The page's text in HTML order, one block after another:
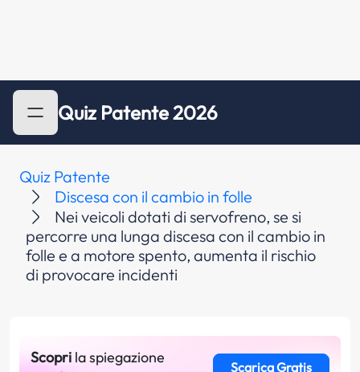
Quiz Patente 2026
Quiz Patente
Discesa con il cambio in folle
Nei veicoli dotati di servofreno, se si
percorre una lunga discesa con il cambio in
folle e a motore spento, aumenta il rischio
di provocare incidenti
Scopri la spiegazione
Scarica Gratis